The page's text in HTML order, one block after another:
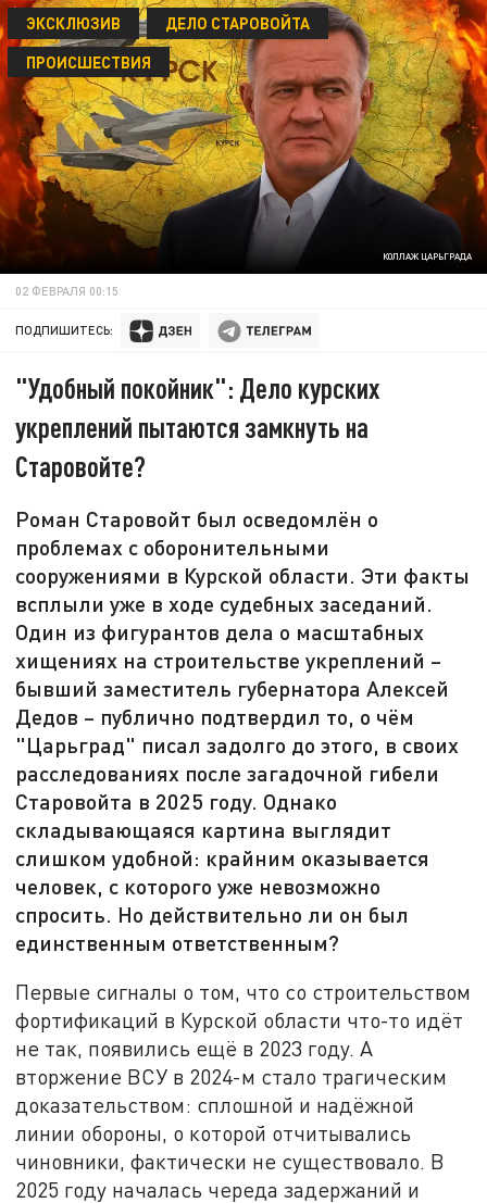
КОЛЛАЖ ЦАРЬГРАДА
ЭКСКЛЮЗИВ
ДЕЛО СТАРОВОЙТА
ПРОИСШЕСТВИЯ
02 ФЕВРАЛЯ 00:15
ПОДПИШИТЕСЬ:
"Удобный покойник": Дело курских
укреплений пытаются замкнуть на
Старовойте?
Роман Старовойт был осведомлён о
проблемах с оборонительными
сооружениями в Курской области. Эти факты
всплыли уже в ходе судебных заседаний.
Один из фигурантов дела о масштабных
хищениях на строительстве укреплений –
бывший заместитель губернатора Алексей
Дедов – публично подтвердил то, о чём
"Царьград" писал задолго до этого, в своих
расследованиях после загадочной гибели
Старовойта в 2025 году. Однако
складывающаяся картина выглядит
слишком удобной: крайним оказывается
человек, с которого уже невозможно
спросить. Но действительно ли он был
единственным ответственным?
Первые сигналы о том, что со строительством
фортификаций в Курской области что-то идёт
не так, появились ещё в 2023 году. А
вторжение ВСУ в 2024-м стало трагическим
доказательством: сплошной и надёжной
линии обороны, о которой отчитывались
чиновники, фактически не существовало. В
2025 году началась череда задержаний и